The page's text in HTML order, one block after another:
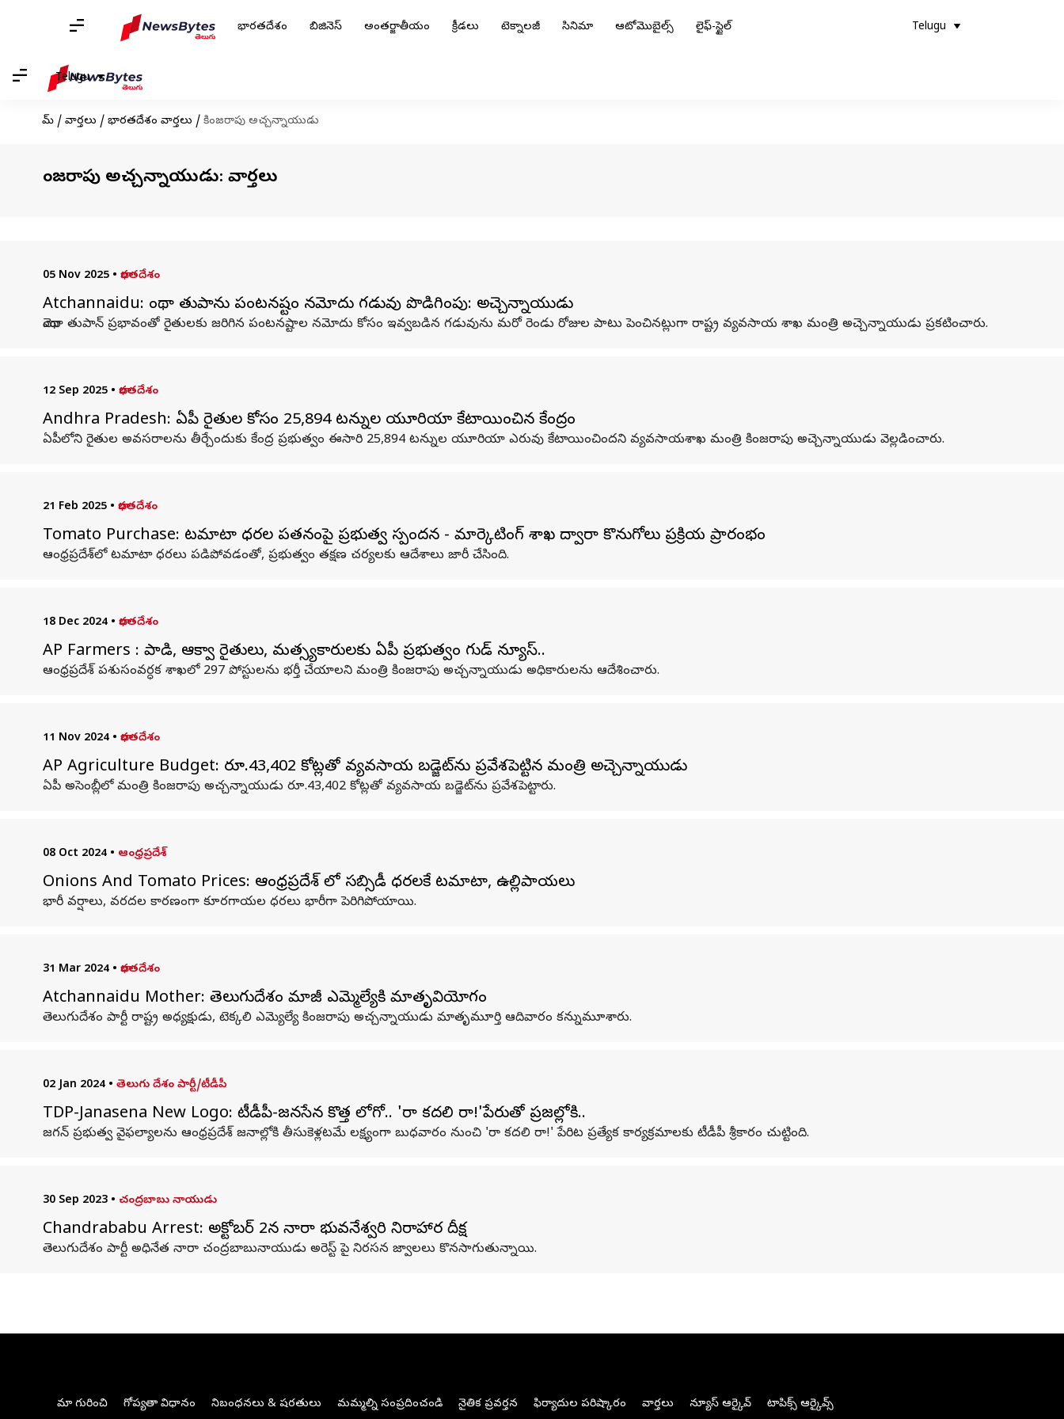
భారతదేశం బిజినెస్ అంతర్జాతీయం క్రీడలు టెక్నాలజీ సినిమా ఆటోమొబైల్స్ లైఫ్-స్టైల్ Telugu
Telugu
హోమ్ / వార్తలు / భారతదేశం వార్తలు / కింజరాపు అచ్చన్నాయుడు
కింజరాపు అచ్చన్నాయుడు: వార్తలు
05 Nov 2025 • భారతదేశం
Atchannaidu: మొంథా తుపాను పంటనష్టం నమోదు గడువు పొడిగింపు: అచ్చెన్నాయుడు
మొంథా తుపాన్ ప్రభావంతో రైతులకు జరిగిన పంటనష్టాల నమోదు కోసం ఇవ్వబడిన గడువును మరో రెండు రోజుల పాటు పెంచినట్లుగా రాష్ట్ర వ్యవసాయ శాఖ మంత్రి అచ్చెన్నాయుడు ప్రకటించారు.
12 Sep 2025 • భారతదేశం
Andhra Pradesh: ఏపీ రైతుల కోసం 25,894 టన్నుల యూరియా కేటాయించిన కేంద్రం
ఏపీలోని రైతుల అవసరాలను తీర్చేందుకు కేంద్ర ప్రభుత్వం ఈసారి 25,894 టన్నుల యూరియా ఎరువు కేటాయించిందని వ్యవసాయశాఖ మంత్రి కింజరాపు అచ్చెన్నాయుడు వెల్లడించారు.
21 Feb 2025 • భారతదేశం
Tomato Purchase: టమాటా ధరల పతనంపై ప్రభుత్వ స్పందన - మార్కెటింగ్ శాఖ ద్వారా కొనుగోలు ప్రక్రియ ప్రారంభం
ఆంధ్రప్రదేశ్‌లో టమాటా ధరలు పడిపోవడంతో, ప్రభుత్వం తక్షణ చర్యలకు ఆదేశాలు జారీ చేసింది.
18 Dec 2024 • భారతదేశం
AP Farmers : పాడి, ఆక్వా రైతులు, మత్స్యకారులకు ఏపీ ప్రభుత్వం గుడ్ న్యూస్..
ఆంధ్రప్రదేశ్ పశుసంవర్ధక శాఖలో 297 పోస్టులను భర్తీ చేయాలని మంత్రి కింజరాపు అచ్చన్నాయుడు అధికారులను ఆదేశించారు.
11 Nov 2024 • భారతదేశం
AP Agriculture Budget: రూ.43,402 కోట్లతో వ్యవసాయ బడ్జెట్‌ను ప్రవేశపెట్టిన మంత్రి అచ్చెన్నాయుడు
ఏపీ అసెంబ్లీలో మంత్రి కింజరాపు అచ్చన్నాయుడు రూ.43,402 కోట్లతో వ్యవసాయ బడ్జెట్‌ను ప్రవేశపెట్టారు.
08 Oct 2024 • ఆంధ్రప్రదేశ్
Onions And Tomato Prices: ఆంధ్రప్రదేశ్ లో సబ్సిడీ ధరలకే టమాటా, ఉల్లిపాయలు
భారీ వర్షాలు, వరదల కారణంగా కూరగాయల ధరలు భారీగా పెరిగిపోయాయి.
31 Mar 2024 • భారతదేశం
Atchannaidu Mother: తెలుగుదేశం మాజీ ఎమ్మెల్యేకి మాతృవియోగం
తెలుగుదేశం పార్టీ రాష్ట్ర అధ్యక్షుడు, టెక్కలి ఎమ్యెల్యే కింజరాపు అచ్చన్నాయుడు మాతృమూర్తి ఆదివారం కన్నుమూశారు.
02 Jan 2024 • తెలుగు దేశం పార్టీ/టీడీపీ
TDP-Janasena New Logo: టీడీపీ-జనసేన కొత్త లోగో.. 'రా కదలి రా!'పేరుతో ప్రజల్లోకి..
జగన్ ప్రభుత్వ వైఫల్యాలను ఆంధ్రప్రదేశ్ జనాల్లోకి తీసుకెళ్లటమే లక్ష్యంగా బుధవారం నుంచి 'రా కదలి రా!' పేరిట ప్రత్యేక కార్యక్రమాలకు టీడీపీ శ్రీకారం చుట్టింది.
30 Sep 2023 • చంద్రబాబు నాయుడు
Chandrababu Arrest: అక్టోబర్‌ 2న నారా భువనేశ్వరి నిరాహార దీక్ష
తెలుగుదేశం పార్టీ అధినేత నారా చంద్రబాబునాయుడు అరెస్ట్ పై నిరసన జ్వాలలు కొనసాగుతున్నాయి.
మా గురించి గోప్యతా విధానం నిబంధనలు & షరతులు మమ్మల్ని సంప్రదించండి నైతిక ప్రవర్తన ఫిర్యాదుల పరిష్కారం వార్తలు న్యూస్ ఆర్కైవ్ టాపిక్స్ ఆర్కైవ్స్